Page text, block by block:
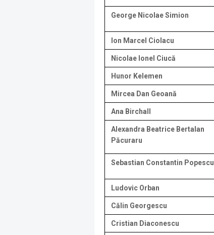
George Nicolae Simion
Ion Marcel Ciolacu
Nicolae Ionel Ciucă
Hunor Kelemen
Mircea Dan Geoană
Ana Birchall
Alexandra Beatrice Bertalan
Păcuraru
Sebastian Constantin Popescu
Ludovic Orban
Călin Georgescu
Cristian Diaconescu